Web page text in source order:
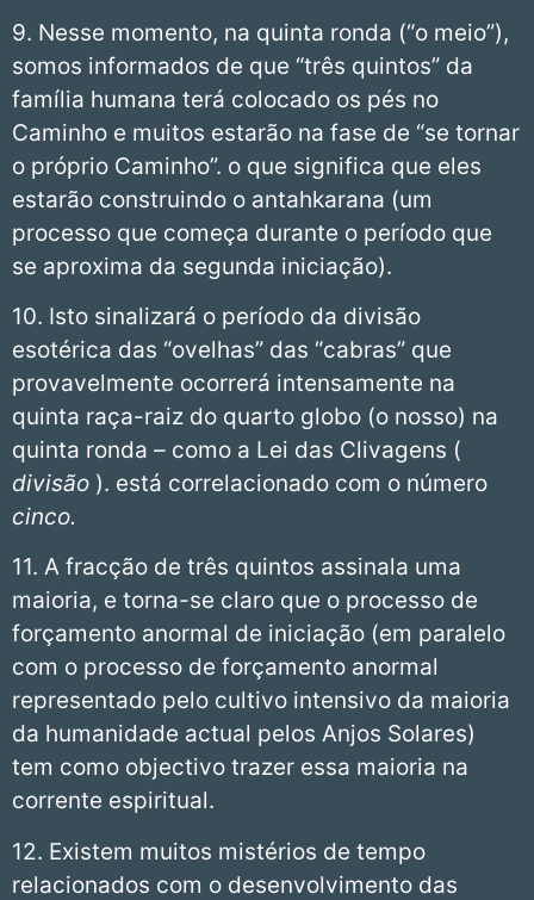
9. Nesse momento, na quinta ronda (“o meio”),
somos informados de que “três quintos” da
família humana terá colocado os pés no
Caminho e muitos estarão na fase de “se tornar
o próprio Caminho”. o que significa que eles
estarão construindo o antahkarana (um
processo que começa durante o período que
se aproxima da segunda iniciação).
10. Isto sinalizará o período da divisão
esotérica das “ovelhas” das “cabras” que
provavelmente ocorrerá intensamente na
quinta raça-raiz do quarto globo (o nosso) na
quinta ronda – como a Lei das Clivagens (
divisão ). está correlacionado com o número
cinco.
11. A fracção de três quintos assinala uma
maioria, e torna-se claro que o processo de
forçamento anormal de iniciação (em paralelo
com o processo de forçamento anormal
representado pelo cultivo intensivo da maioria
da humanidade actual pelos Anjos Solares)
tem como objectivo trazer essa maioria na
corrente espiritual.
12. Existem muitos mistérios de tempo
relacionados com o desenvolvimento das